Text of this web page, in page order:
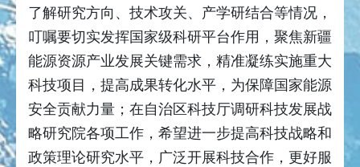
了解研究方向、技术攻关、产学研结合等情况，
叮嘱要切实发挥国家级科研平台作用，聚焦新疆
能源资源产业发展关键需求，精准凝练实施重大
科技项目，提高成果转化水平，为保障国家能源
安全贡献力量；在自治区科技厅调研科技发展战
略研究院各项工作，希望进一步提高科技战略和
政策理论研究水平，广泛开展科技合作，更好服